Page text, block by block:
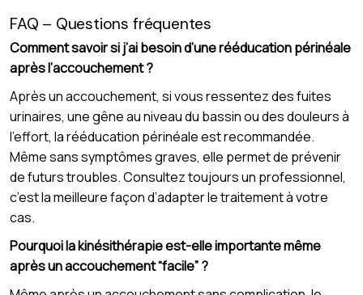
FAQ – Questions fréquentes
Comment savoir si j’ai besoin d’une rééducation périnéale
après l’accouchement ?
Après un accouchement, si vous ressentez des fuites
urinaires, une gêne au niveau du bassin ou des douleurs à
l’effort, la rééducation périnéale est recommandée.
Même sans symptômes graves, elle permet de prévenir
de futurs troubles. Consultez toujours un professionnel,
c’est la meilleure façon d’adapter le traitement à votre
cas.
Pourquoi la kinésithérapie est-elle importante même
après un accouchement “facile” ?